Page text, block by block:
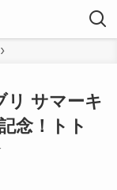
リ サマーキ
念！トト